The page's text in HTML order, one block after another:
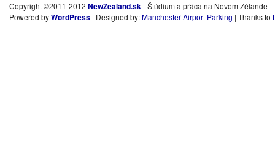
Copyright ©2011-2012 NewZealand.sk- Štúdium a práca na Novom Zélande
Powered byWordPress | Designed by:Manchester Airport Parking | Thanks to